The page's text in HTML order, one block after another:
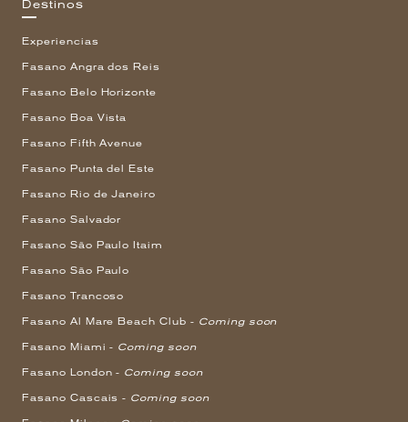
Destinos
Experiencias
Fasano Angra dos Reis
Fasano Belo Horizonte
Fasano Boa Vista
Fasano Fifth Avenue
Fasano Punta del Este
Fasano Rio de Janeiro
Fasano Salvador
Fasano São Paulo Itaim
Fasano São Paulo
Fasano Trancoso
Fasano Al Mare Beach Club - Coming soon
Fasano Miami - Coming soon
Fasano London - Coming soon
Fasano Cascais - Coming soon